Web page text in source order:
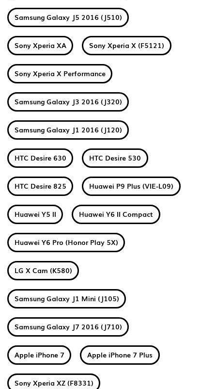
Samsung Galaxy J5 2016 (J510)
Sony Xperia XA Sony Xperia X (F5121)
Sony Xperia X Performance
Samsung Galaxy J3 2016 (J320)
Samsung Galaxy J1 2016 (J120)
HTC Desire 630 HTC Desire 530
HTC Desire 825 Huawei P9 Plus (VIE-L09)
Huawei Y5 II Huawei Y6 II Compact
Huawei Y6 Pro (Honor Play 5X)
LG X Cam (K580)
Samsung Galaxy J1 Mini (J105)
Samsung Galaxy J7 2016 (J710)
Apple iPhone 7 Apple iPhone 7 Plus
Sony Xperia XZ (F8331)